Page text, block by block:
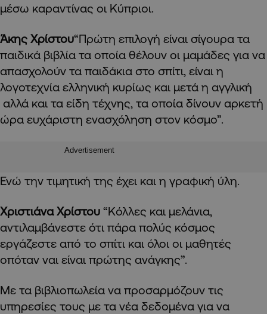
μέσω καραντίνας οι Κύπριοι.
Άκης Χρίστου“Πρώτη επιλογή είναι σίγουρα τα
παιδικά βιβλία τα οποία θέλουν οι μαμάδες για να
απασχολούν τα παιδάκια στο σπίτι, είναι η
λογοτεχνία ελληνική κυρίως και μετά η αγγλική
αλλά και τα είδη τέχνης, τα οποία δίνουν αρκετή
ώρα ευχάριστη ενασχόληση στον κόσμο”.
Advertisement
Ενώ την τιμητική της έχει και η γραφική ύλη.
Χριστιάνα Χρίστου “Κόλλες και μελάνια,
αντιλαμβάνεστε ότι πάρα πολύς κόσμος
εργάζεστε από το σπίτι και όλοι οι μαθητές
οπόταν ναι είναι πρώτης ανάγκης”.
Με τα βιβλιοπωλεία να προσαρμόζουν τις
υπηρεσίες τους με τα νέα δεδομένα για να